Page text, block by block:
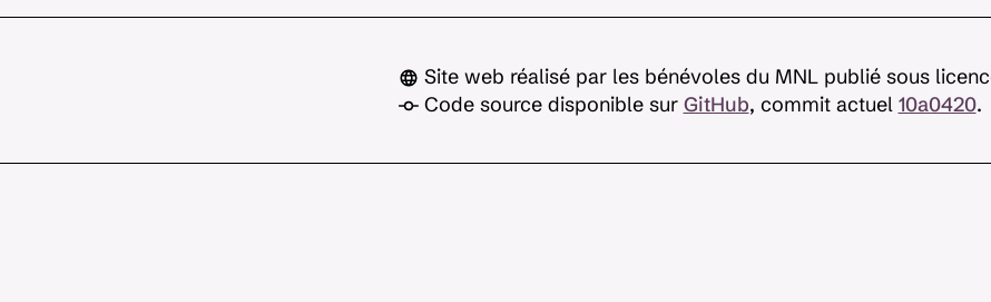
Site web réalisé par les bénévoles du MNL publié sous
Code source disponible sur GitHub, commit actuel 10a0420.